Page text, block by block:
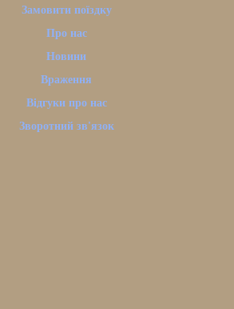
Замовити поїздку
Про нас
Новини
Враження
Відгуки про нас
Зворотний зв'язок